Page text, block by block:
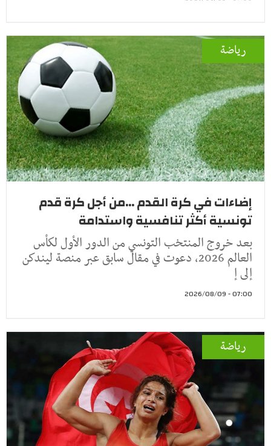
رياضة
إضاءات في كرة القدم ...من أجل كرة قدم
تونسية أكثر تنافسية واستدامة
بعد خروج المنتخب التونسي من الدور الأول لكأس
العالم 2026، دعوت في مقال سابق عبر منصة ليندكن
إلى إ
07:00 - 2026/08/09
رياضة